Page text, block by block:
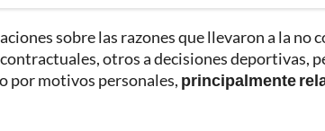
sobre las razones que llevaron a la no
otros a decisiones deportivas,
por motivos personales, principalmente